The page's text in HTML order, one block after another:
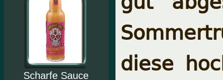
Scharfe Sauce
diese